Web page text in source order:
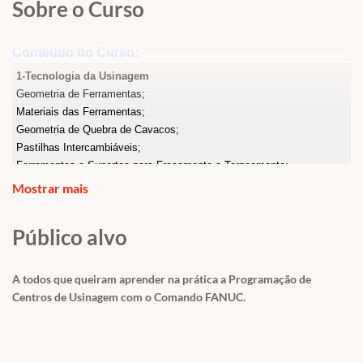
Sobre o Curso
Conteúdo do Curso:
1-Tecnologia da Usinagem
Geometria de Ferramentas;
Materiais das Ferramentas;
Geometria de Quebra de Cavacos;
Pastilhas Intercambiáveis;
Ferramentas e Suportes para Fresamento e Torneamento;
Parâmetros de Usinagem para Centros de Usinagem
Sistema de Coordenadas: Cartesianas, Absolutas e Incrementais;
Funções Miscelâneas;
Funções Preparatórias;
Mostrar mais
Público alvo
A todos que queiram aprender na prática a Programação de
Centros de Usinagem com o Comando FANUC.